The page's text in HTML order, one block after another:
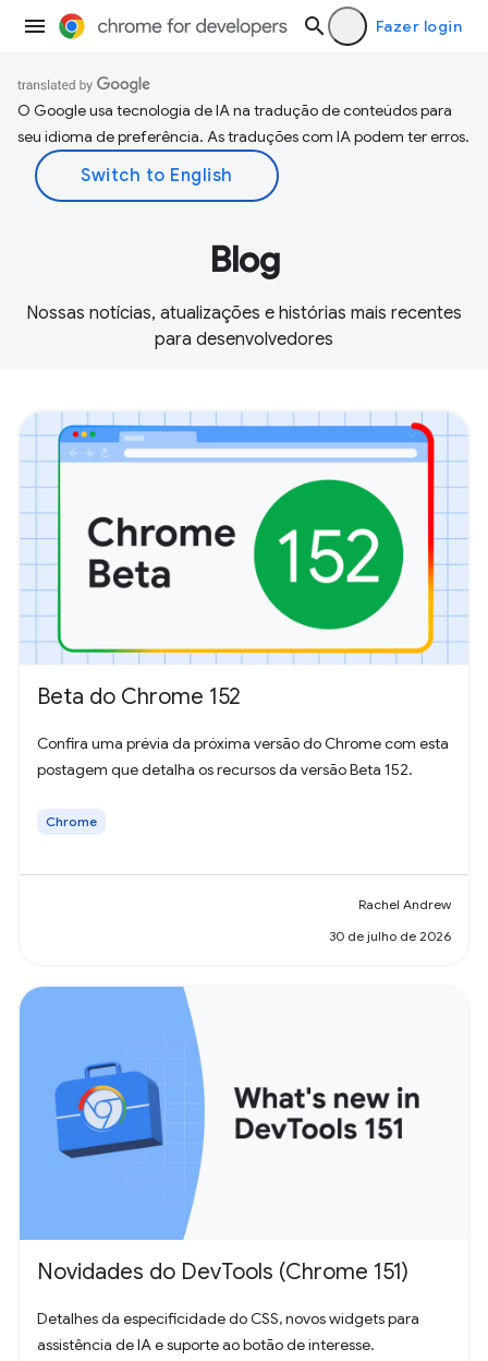
Fazer login
O Google usa tecnologia de IA na tradução de conteúdos para
seu idioma de preferência. As traduções com IA podem ter erros.
Blog
Nossas notícias, atualizações e histórias mais recentes
para desenvolvedores
Beta do Chrome 152
Confira uma prévia da próxima versão do Chrome com esta
postagem que detalha os recursos da versão Beta 152.
Chrome
Rachel Andrew
30 de julho de 2026
Novidades do DevTools (Chrome 151)
Detalhes da especificidade do CSS, novos widgets para
assistência de IA e suporte ao botão de interesse.